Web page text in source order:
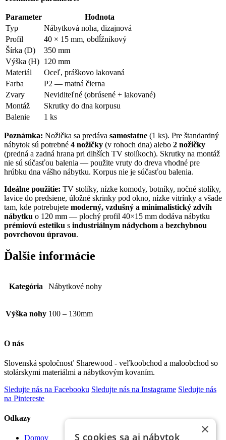
Parameter
Hodnota
Typ
Nábytková noha, dizajnová
Profil
40 × 15 mm, obdĺžnikový
Šírka (D)
350 mm
Výška (H) 120 mm
Materiál
Oceľ, práškovo lakovaná
Farba
P2 — matná čierna
Zvary
Neviditeľné (obrúsené + lakované)
Montáž
Skrutky do dna korpusu
Balenie
1 ks
Poznámka: Nožička sa predáva samostatne (1 ks). Pre štandardný
nábytok sú potrebné 4 nožičky (v rohoch dna) alebo 2 nožičky
(predná a zadná hrana pri dlhších TV stolíkoch). Skrutky na montáž
nie sú súčasťou balenia — použite vruty do dreva vhodné pre
hrúbku dna vášho nábytku. Korpus nie je súčasťou balenia.
Ideálne použitie: TV stolíky, nízke komody, botníky, nočné stolíky,
lavice do predsiene, úložné skrinky pod okno, nízke vitrínky a všade
tam, kde potrebujete moderný, vzdušný a minimalistický zdvih
nábytku o 120 mm — plochý profil 40×15 mm dodáva nábytku
prémiovú estetiku s industriálnym nádychom a bezchybnou
povrchovou úpravou.
Ďalšie informácie
Kategória Nábytkové nohy
Výška nohy 100 – 130mm
O nás
Slovenská spoločnosť Sharewood - veľkoobchod a maloobchod so
stolárskymi materiálmi a nábytkovým kovaním.
Sledujte nás na Facebooku Sledujte nás na Instagrame Sledujte nás
na Pintereste
Odkazy
Domov
×
S cookies sa aj nábytok